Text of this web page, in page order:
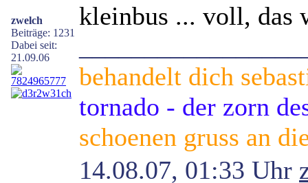
zwelch
Beiträge: 1231
Dabei seit:
21.09.06
kleinbus ... voll, das
behandelt dich
tornado - der zorn
schoenen gruss an
14.08.07, 01:33 Uhr